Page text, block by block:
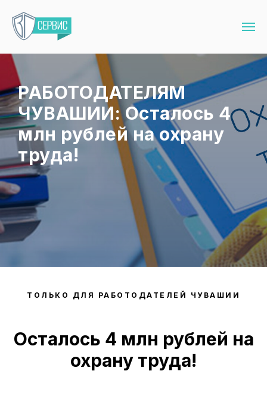
РАБОТОДАТЕЛЯМ
ЧУВАШИИ: Осталось 4
млн рублей на охрану
труда!
ТОЛЬКО ДЛЯ РАБОТОДАТЕЛЕЙ ЧУВАШИИ
Осталось 4 млн рублей на
охрану труда!